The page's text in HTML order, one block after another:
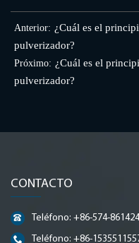
Anterior: ¿Cuál es el
pulverizador?
Próximo: ¿Cuál es el
pulverizador?
CONTACTO
Teléfono: +86-574-
Teléfono: +86-